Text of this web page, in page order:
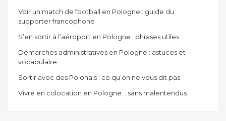
Voir un match de football en Pologne : guide du
supporter francophone
S’en sortir à l’aéroport en Pologne : phrases utiles
Démarches administratives en Pologne : astuces et
vocabulaire
Sortir avec des Polonais : ce qu’on ne vous dit pas
Vivre en colocation en Pologne… sans malentendus